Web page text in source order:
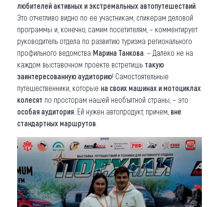
любителей активных и экстремальных автопутешествий
Это отчетливо видно по ее участникам, спикерам деловой
программы и, конечно, самим посетителям, – комментирует
руководитель отдела по развитию туризма регионального
профильного ведомства Марина Танкова . – Далеко не на
каждом выставочном проекте встретишь такую
заинтересованную аудиторию! Самостоятельные
путешественники, которые на своих машинах и мотоциклах
колесят по просторам нашей необъятной страны, – это
особая аудитория . Ей нужен автопродукт, причем, вне
стандартных маршрутов